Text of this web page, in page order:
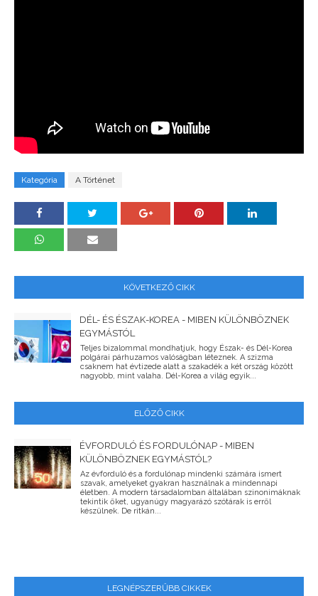
Kategória A Történet
KÖVETKEZŐ CIKK
DÉL- ÉS ÉSZAK-KOREA - MIBEN KÜLÖNBÖZNEK
EGYMÁSTÓL
Teljes bizalommal mondhatjuk, hogy Észak- és Dél-Korea
polgárai párhuzamos valóságban léteznek. A szizma
csaknem hat évtizede alatt a szakadék a két ország között
nagyobb, mint valaha. Dél-Korea a világ egyik...
ELŐZŐ CIKK
ÉVFORDULÓ ÉS FORDULÓNAP - MIBEN
KÜLÖNBÖZNEK EGYMÁSTÓL?
Az évforduló és a fordulónap mindenki számára ismert
szavak, amelyeket gyakran használnak a mindennapi
életben. A modern társadalomban általában szinonimáknak
tekintik őket, ugyanúgy magyarázó szótárak is erről
készülnek. De ritkán...
LEGNÉPSZERŰBB CIKKEK